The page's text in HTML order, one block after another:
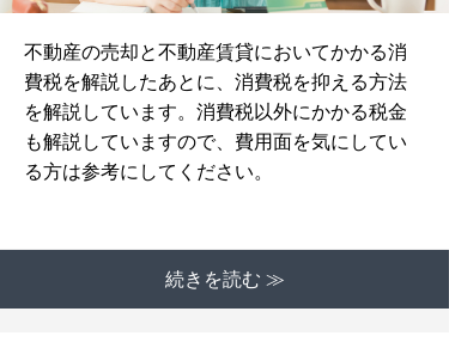
不動産の売却と不動産賃貸においてかかる消
費税を解説したあとに、消費税を抑える方法
を解説しています。消費税以外にかかる税金
も解説していますので、費用面を気にしてい
る方は参考にしてください。
続きを読む ≫